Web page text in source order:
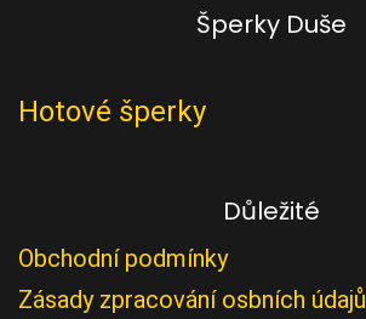
Šperky Duše
Hotové šperky
Důležité
Obchodní podmínky
Zásady zpracování osbních údajů